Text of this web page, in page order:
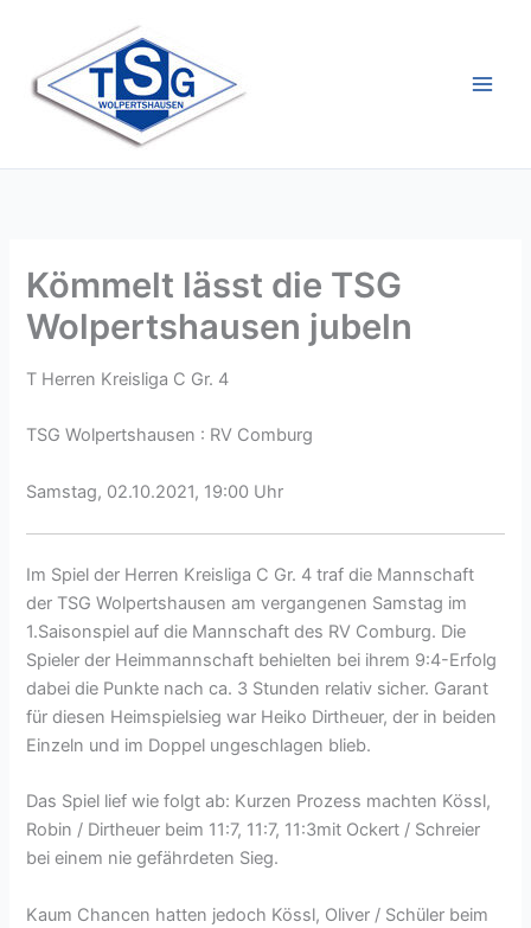
springen
Kömmelt lässt die TSG
Wolpertshausen jubeln
T Herren Kreisliga C Gr. 4
TSG Wolpertshausen : RV Comburg
Samstag, 02.10.2021, 19:00 Uhr
Im Spiel der Herren Kreisliga C Gr. 4 traf die Mannschaft
der TSG Wolpertshausen am vergangenen Samstag im
1.Saisonspiel auf die Mannschaft des RV Comburg. Die
Spieler der Heimmannschaft behielten bei ihrem 9:4-Erfolg
dabei die Punkte nach ca. 3 Stunden relativ sicher. Garant
für diesen Heimspielsieg war Heiko Dirtheuer, der in beiden
Einzeln und im Doppel ungeschlagen blieb.
Das Spiel lief wie folgt ab: Kurzen Prozess machten Kössl,
Robin / Dirtheuer beim 11:7, 11:7, 11:3mit Ockert / Schreier
bei einem nie gefährdeten Sieg.
Kaum Chancen hatten jedoch Kössl, Oliver / Schüler beim